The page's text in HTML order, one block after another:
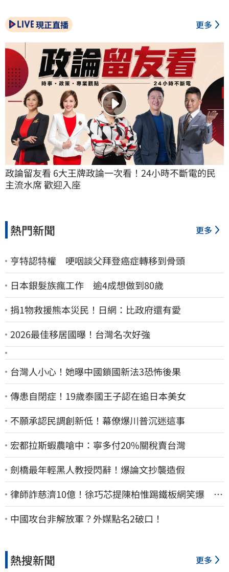
現正直播 更多
政論留友看 6大王牌政論一次看！24小時不斷電的民
主流水席 歡迎入座
熱門新聞 更多
亨特認特權 哽咽談父拜登癌症轉移到骨頭
日本銀髮族瘋工作 逾4成想做到80歲
捐1物救援熊本災民！日網：比政府還有愛
2026最佳移居國曝！台灣名次好強
台灣人小心！她曝中國鎖國新法3恐怖後果
傳患自閉症！19歲泰國王子認在追日本美女
不願承認民調創新低！幕僚爆川普沉迷這事
宏都拉斯蝦農嗆中：寧多付20%關稅賣台灣
劍橋最年輕黑人教授閃辭！爆論文抄襲造假
律師詐慈濟10億！徐巧芯提陳柏惟踢鐵板網笑爆 律
師再曬1照補刀
中國攻台非解放軍？外媒點名2破口！
熱搜新聞 更多